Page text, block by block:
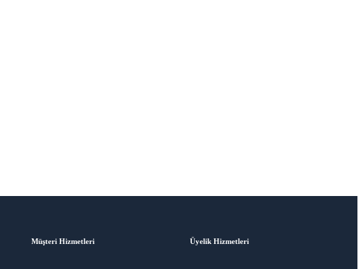
Müşteri Hizmetleri Üyelik Hizmetleri